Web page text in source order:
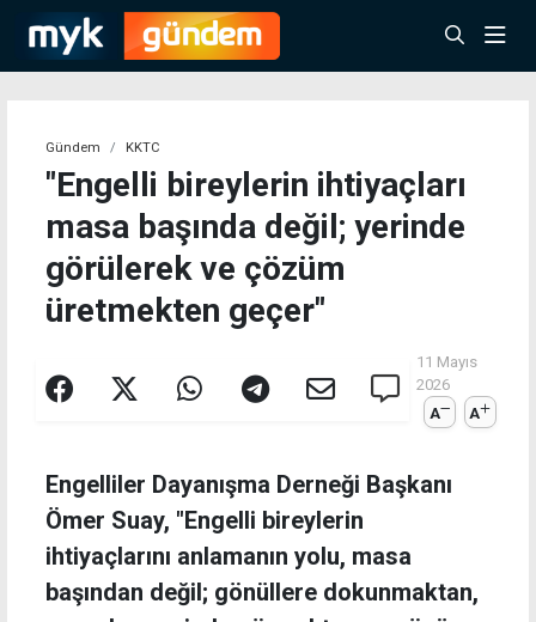
Gündem KKTC
"Engelli bireylerin ihtiyaçları
masa başında değil; yerinde
görülerek ve çözüm
üretmekten geçer"
11 Mayıs
2026
A
A
Engelliler Dayanışma Derneği Başkanı
Ömer Suay, "Engelli bireylerin
ihtiyaçlarını anlamanın yolu, masa
başından değil; gönüllere dokunmaktan,